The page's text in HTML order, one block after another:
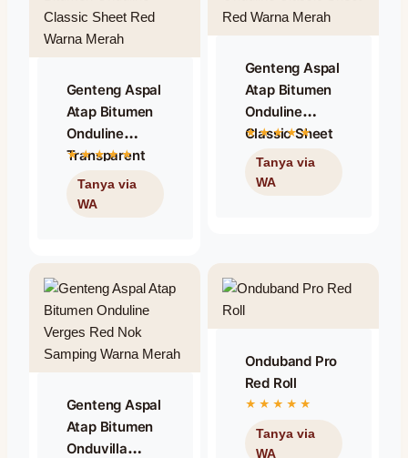
Genteng Aspal
Atap Bitumen
Onduline
Transparent
Onduclair /
Transparan
Genteng Aspal
Atap Bitumen
Onduline
Classic Sheet
Red / Warna
Merah
Genteng Aspal
Atap Bitumen
Onduvilla
Onduband Pro
Red Roll